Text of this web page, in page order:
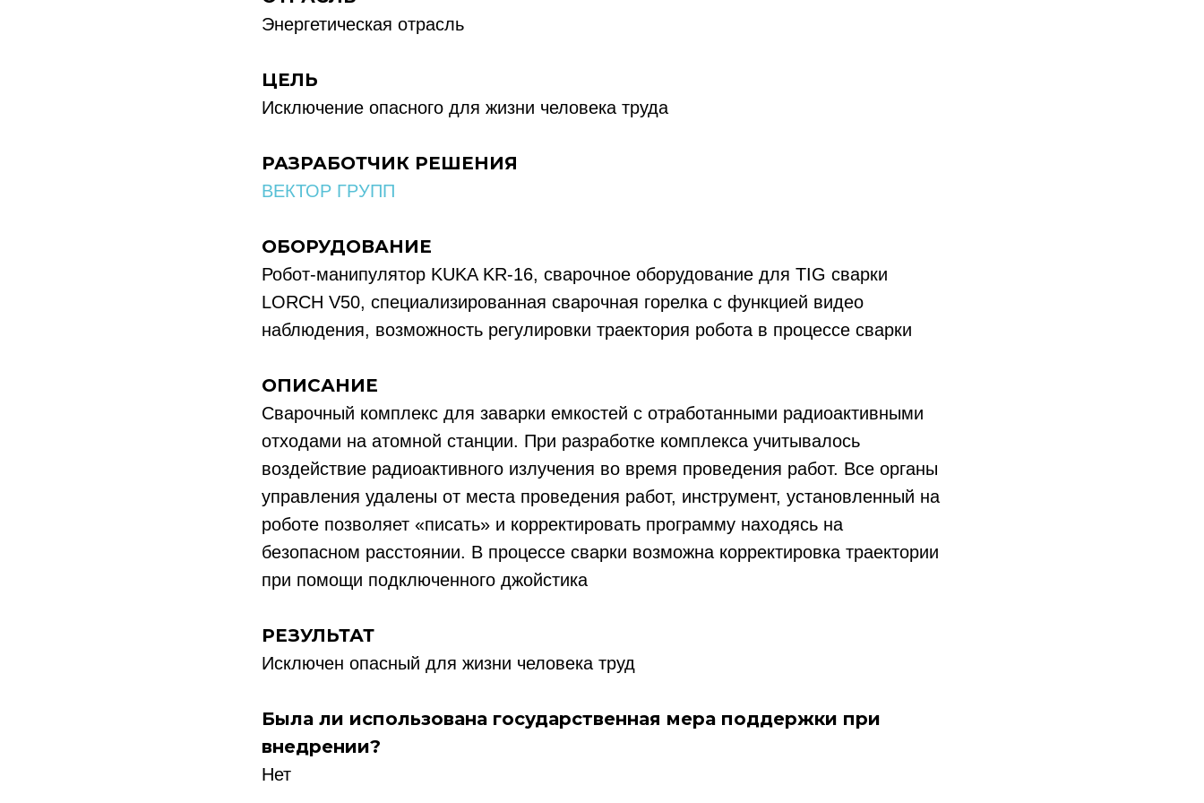
Энергетическая отрасль
ЦЕЛЬ
Исключение опасного для жизни человека труда
РАЗРАБОТЧИК РЕШЕНИЯ
ВЕКТОР ГРУПП
ОБОРУДОВАНИЕ
Робот-манипулятор KUKA KR-16, сварочное оборудование для TIG сварки
LORCH V50, специализированная сварочная горелка с функцией видео
наблюдения, возможность регулировки траектория робота в процессе сварки
ОПИСАНИЕ
Сварочный комплекс для заварки емкостей с отработанными радиоактивными
отходами на атомной станции. При разработке комплекса учитывалось
воздействие радиоактивного излучения во время проведения работ. Все органы
управления удалены от места проведения работ, инструмент, установленный на
роботе позволяет «писать» и корректировать программу находясь на
безопасном расстоянии. В процессе сварки возможна корректировка траектории
при помощи подключенного джойстика
РЕЗУЛЬТАТ
Исключен опасный для жизни человека труд
Была ли использована государственная мера поддержки при
внедрении?
Нет